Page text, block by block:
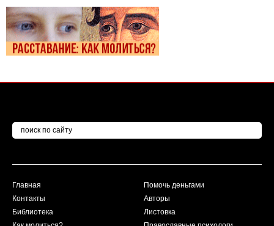
Главная
Контакты
Библиотека
Помочь деньгами
Авторы
Листовка